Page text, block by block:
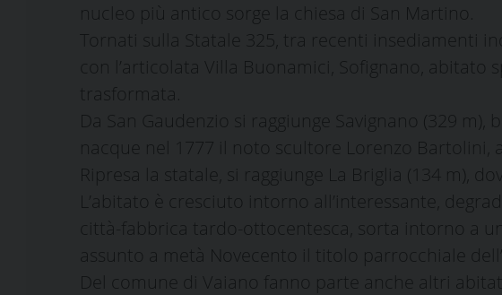
nucleo più antico sorge la chiesa di San Martino.
Tornati sulla Statale 325, tra recenti insediamenti
con l’articolata Villa Buonamici, Sofignano, abitato
trasformata.
Da San Gaudenzio si raggiunge Savignano (329
nacque nel 1777 il noto scultore Lorenzo Bartolini,
Ripresa la statale, si raggiunge La Briglia (134 m),
L’abitato è cresciuto intorno all’interessante,
città-fabbrica tardo-ottocentesca, sorta intorno a
assunto a metà Novecento il titolo parrocchiale
Del comune di Vaiano fanno parte anche altri